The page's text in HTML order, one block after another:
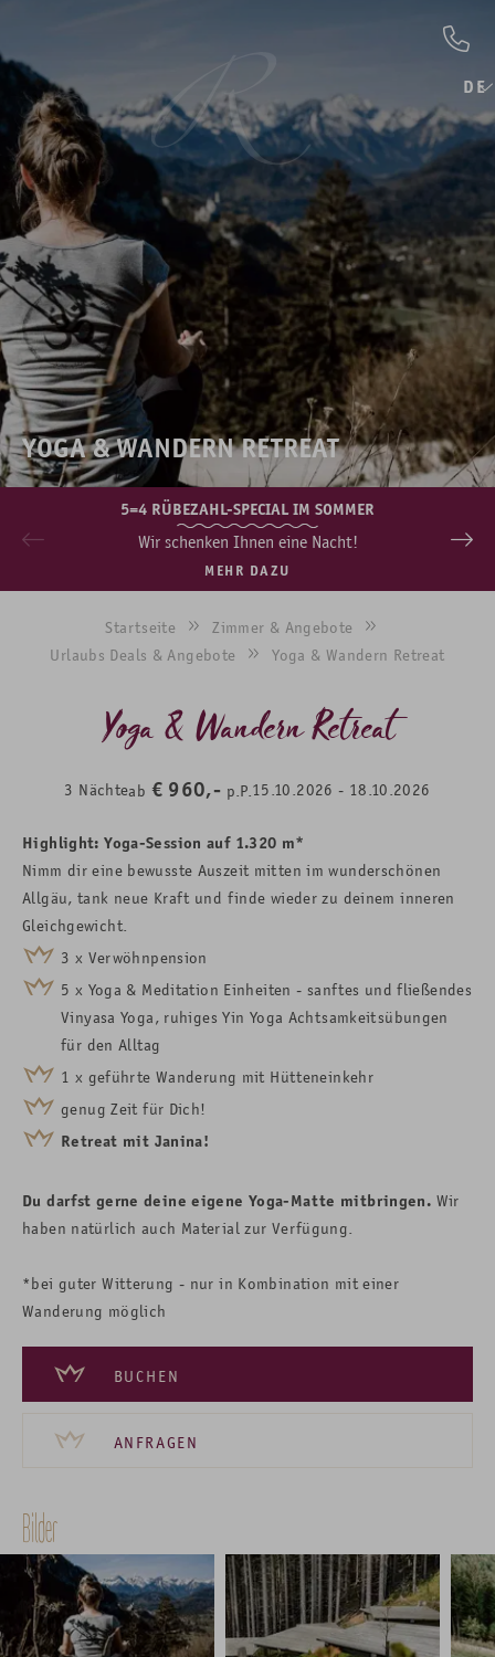
DE
YOGA & WANDERN RETREAT
5=4 RÜBEZAHL-SPECIAL IM SOMMER
Wir schenken Ihnen eine Nacht!
MEHR DAZU
Startseite
Zimmer & Angebote
Urlaubs Deals & Angebote
Yoga & Wandern Retreat
Yoga & Wandern Retreat
3 Nächteab € 960,- p.P.15.10.2026 - 18.10.2026
Highlight: Yoga-Session auf 1.320 m*
Nimm dir eine bewusste Auszeit mitten im wunderschönen
Allgäu, tank neue Kraft und finde wieder zu deinem inneren
Gleichgewicht.
3 x Verwöhnpension
5 x Yoga & Meditation Einheiten - sanftes und fließendes
Vinyasa Yoga, ruhiges Yin Yoga Achtsamkeitsübungen
für den Alltag
1 x geführte Wanderung mit Hütteneinkehr
genug Zeit für Dich!
Retreat mit Janina!
Du darfst gerne deine eigene Yoga-Matte mitbringen. Wir
haben natürlich auch Material zur Verfügung.
*bei guter Witterung - nur in Kombination mit einer
Wanderung möglich
BUCHEN
ANFRAGEN
Bilder